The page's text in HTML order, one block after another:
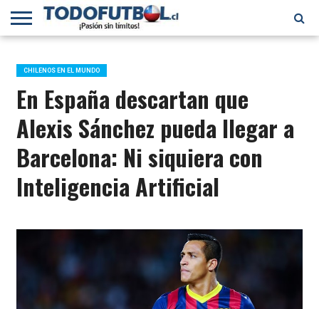
PRIMERA
B
SELECCIÓN
CHILENA
CHILENOS
EN EL
MUNDO
FÚTBOL
INTERNACIONAL
CHILENOS EN EL MUNDO
En España descartan que
Alexis Sánchez pueda llegar a
Barcelona: Ni siquiera con
Inteligencia Artificial